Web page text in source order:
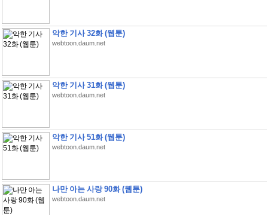
악한 기사 32화 (웹툰)
webtoon.daum.net
악한 기사 31화 (웹툰)
webtoon.daum.net
악한 기사 51화 (웹툰)
webtoon.daum.net
나만 아는 사랑 90화 (웹툰)
webtoon.daum.net